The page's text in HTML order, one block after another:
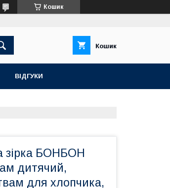
Кошик
Кошик
ВІДГУКИ
зірка БОНБОН
дитячий,
для хлопчика,